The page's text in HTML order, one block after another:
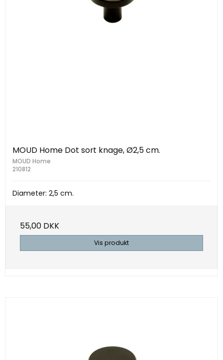
MOUD Home Dot sort knage, Ø2,5 cm.
MOUD Home
210812
Diameter: 2,5 cm.
55,00 DKK
Vis produkt